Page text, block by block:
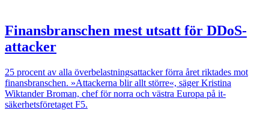
Finansbranschen mest utsatt för DDoS-
attacker
25 procent av alla överbelastningsattacker förra året riktades mot
finansbranschen. »Attackerna blir allt större«, säger Kristina
Wiktander Broman, chef för norra och västra Europa på it-
säkerhetsföretaget F5.